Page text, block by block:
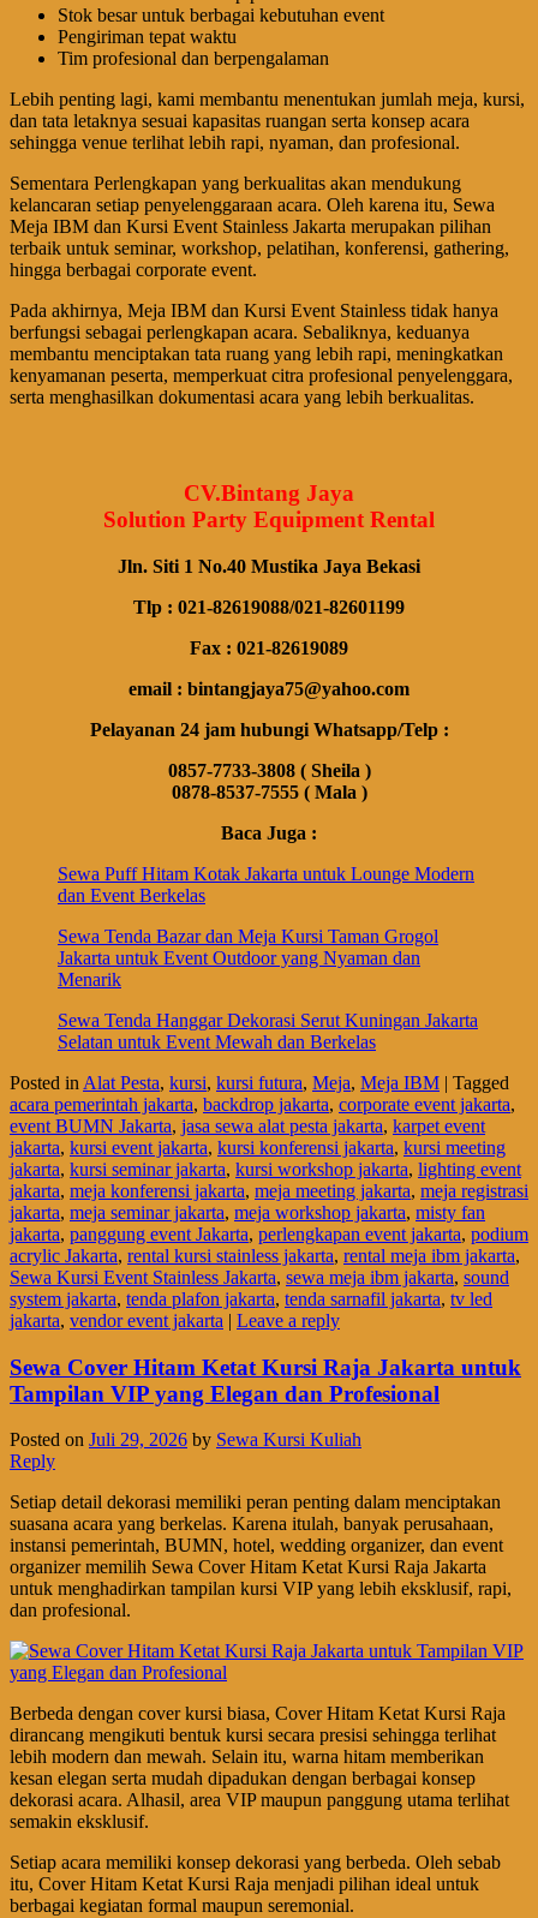
Stok besar untuk berbagai kebutuhan event
Pengiriman tepat waktu
Tim profesional dan berpengalaman
Lebih penting lagi, kami membantu menentukan jumlah meja, kursi,
dan tata letaknya sesuai kapasitas ruangan serta konsep acara
sehingga venue terlihat lebih rapi, nyaman, dan profesional.
Sementara Perlengkapan yang berkualitas akan mendukung
kelancaran setiap penyelenggaraan acara. Oleh karena itu, Sewa
Meja IBM dan Kursi Event Stainless Jakarta merupakan pilihan
terbaik untuk seminar, workshop, pelatihan, konferensi, gathering,
hingga berbagai corporate event.
Pada akhirnya, Meja IBM dan Kursi Event Stainless tidak hanya
berfungsi sebagai perlengkapan acara. Sebaliknya, keduanya
membantu menciptakan tata ruang yang lebih rapi, meningkatkan
kenyamanan peserta, memperkuat citra profesional penyelenggara,
serta menghasilkan dokumentasi acara yang lebih berkualitas.
CV.Bintang Jaya
Solution Party Equipment Rental
Jln. Siti 1 No.40 Mustika Jaya Bekasi
Tlp : 021-82619088/021-82601199
Fax : 021-82619089
email : bintangjaya75@yahoo.com
Pelayanan 24 jam hubungi Whatsapp/Telp :
0857-7733-3808 ( Sheila )
0878-8537-7555 ( Mala )
Baca Juga :
Sewa Puff Hitam Kotak Jakarta untuk Lounge Modern
dan Event Berkelas
Sewa Tenda Bazar dan Meja Kursi Taman Grogol
Jakarta untuk Event Outdoor yang Nyaman dan
Menarik
Sewa Tenda Hanggar Dekorasi Serut Kuningan Jakarta
Selatan untuk Event Mewah dan Berkelas
Posted in Alat Pesta, kursi, kursi futura, Meja, Meja IBM | Tagged
acara pemerintah jakarta, backdrop jakarta, corporate event jakarta,
event BUMN Jakarta, jasa sewa alat pesta jakarta, karpet event
jakarta, kursi event jakarta, kursi konferensi jakarta, kursi meeting
jakarta, kursi seminar jakarta, kursi workshop jakarta, lighting event
jakarta, meja konferensi jakarta, meja meeting jakarta, meja registrasi
jakarta, meja seminar jakarta, meja workshop jakarta, misty fan
jakarta, panggung event Jakarta, perlengkapan event jakarta, podium
acrylic Jakarta, rental kursi stainless jakarta, rental meja ibm jakarta,
Sewa Kursi Event Stainless Jakarta, sewa meja ibm jakarta, sound
system jakarta, tenda plafon jakarta, tenda sarnafil jakarta, tv led
jakarta, vendor event jakarta | Leave a reply
Sewa Cover Hitam Ketat Kursi Raja Jakarta untuk
Tampilan VIP yang Elegan dan Profesional
Posted on Juli 29, 2026 by Sewa Kursi Kuliah
Reply
Setiap detail dekorasi memiliki peran penting dalam menciptakan
suasana acara yang berkelas. Karena itulah, banyak perusahaan,
instansi pemerintah, BUMN, hotel, wedding organizer, dan event
organizer memilih Sewa Cover Hitam Ketat Kursi Raja Jakarta
untuk menghadirkan tampilan kursi VIP yang lebih eksklusif, rapi,
dan profesional.
Berbeda dengan cover kursi biasa, Cover Hitam Ketat Kursi Raja
dirancang mengikuti bentuk kursi secara presisi sehingga terlihat
lebih modern dan mewah. Selain itu, warna hitam memberikan
kesan elegan serta mudah dipadukan dengan berbagai konsep
dekorasi acara. Alhasil, area VIP maupun panggung utama terlihat
semakin eksklusif.
Setiap acara memiliki konsep dekorasi yang berbeda. Oleh sebab
itu, Cover Hitam Ketat Kursi Raja menjadi pilihan ideal untuk
berbagai kegiatan formal maupun seremonial.